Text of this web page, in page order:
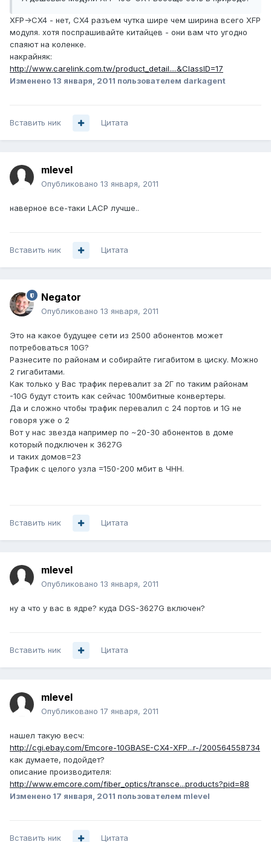
XFP->CX4 - нет, CX4 разъем чутка шире чем ширина всего XFP
модуля. хотя поспрашивайте китайцев - они вам что угодно
спаяют на коленке.
накрайняк:
http://www.carelink.com.tw/product_detail....&ClassID=17
Изменено 13 января, 2011 пользователем darkagent
Вставить ник Цитата
mlevel
Опубликовано 13 января, 2011
наверное все-таки LACP лучше..
Вставить ник Цитата
Negator
Опубликовано 13 января, 2011
Это на какое будущее сети из 2500 абонентов может
потребоваться 10G?
Разнесите по районам и собирайте гигабитом в циску. Можно
2 гигабитами.
Как только у Вас трафик перевалит за 2Г по таким районам
-10G будут стоить как сейчас 100мбитные конвертеры.
Да и сложно чтобы трафик перевалил с 24 портов и 1G не
говоря уже о 2
Вот у нас звезда например по ~20-30 абонентов в доме
который подключен к 3627G
и таких домов=23
Трафик с целого узла =150-200 мбит в ЧНН.
Вставить ник Цитата
mlevel
Опубликовано 13 января, 2011
ну а что у вас в ядре? куда DGS-3627G включен?
Вставить ник Цитата
mlevel
Опубликовано 17 января, 2011
нашел такую весч:
http://cgi.ebay.com/Emcore-10GBASE-CX4-XFP...r-/200564558734
как думаете, подойдет?
описание производителя:
http://www.emcore.com/fiber_optics/transce...products?pid=88
Изменено 17 января, 2011 пользователем mlevel
Вставить ник Цитата